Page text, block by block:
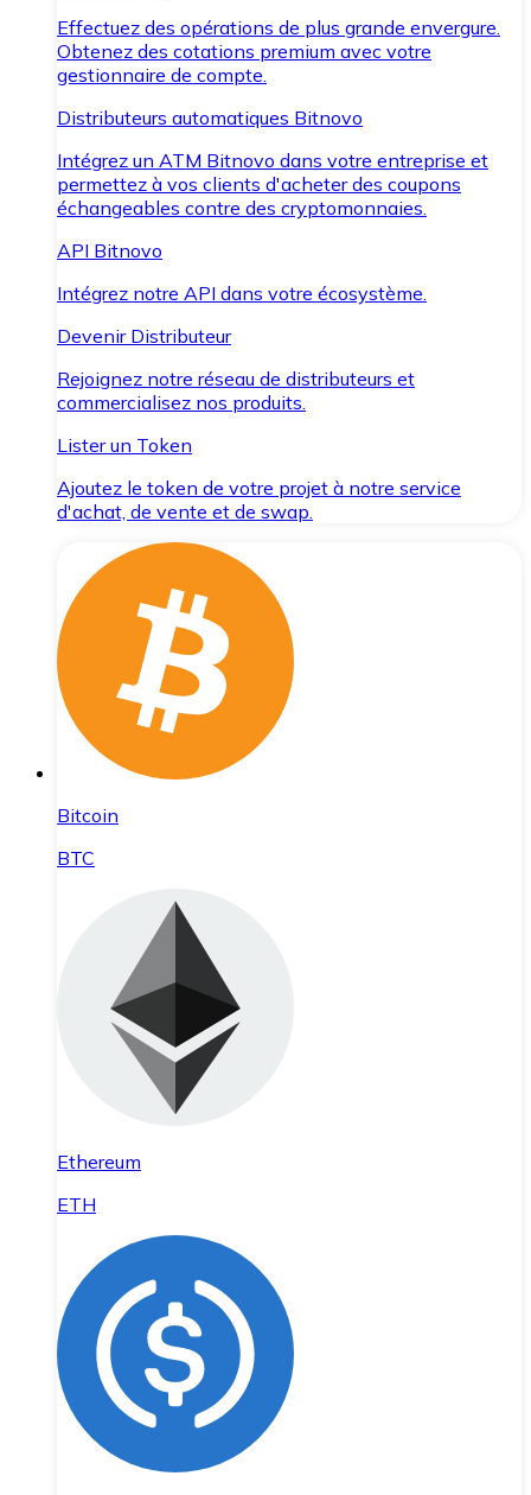
Effectuez des opérations de plus grande envergure.
Obtenez des cotations premium avec votre
gestionnaire de compte.
Distributeurs automatiques Bitnovo
Intégrez un ATM Bitnovo dans votre entreprise et
permettez à vos clients d'acheter des coupons
échangeables contre des cryptomonnaies.
API Bitnovo
Intégrez notre API dans votre écosystème.
Devenir Distributeur
Rejoignez notre réseau de distributeurs et
commercialisez nos produits.
Lister un Token
Ajoutez le token de votre projet à notre service
d'achat, de vente et de swap.
Bitcoin
BTC
Ethereum
ETH